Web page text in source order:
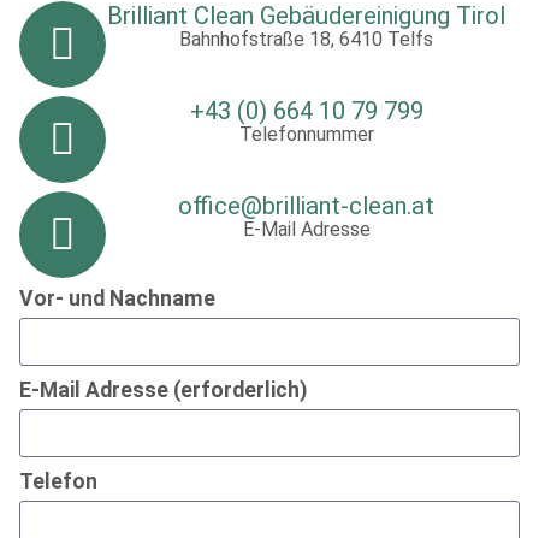
Brilliant Clean Gebäudereinigung Tirol
Bahnhofstraße 18, 6410 Telfs
+43 (0) 664 10 79 799
Telefonnummer
office@brilliant-clean.at
E-Mail Adresse
Vor- und Nachname
E-Mail Adresse (erforderlich)
Telefon